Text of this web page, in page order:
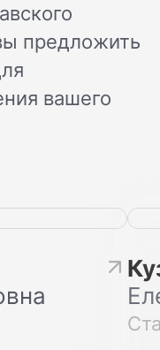
предложить
вашего